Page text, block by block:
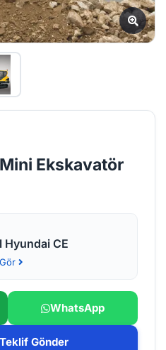
Ekskavatör
Hyundai CE
WhatsApp
Gönder